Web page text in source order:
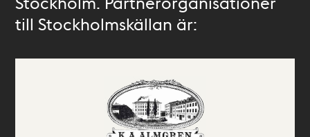
till Stockholmskällan är: